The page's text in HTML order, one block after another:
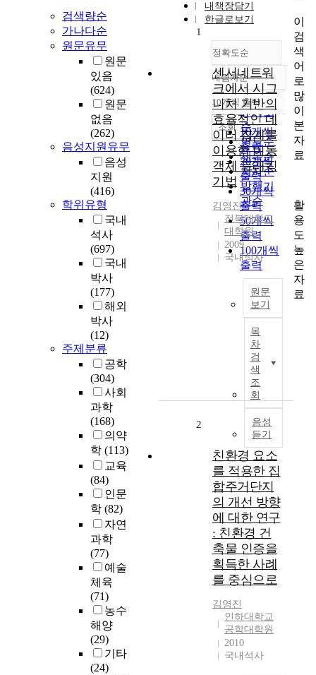
검색량순
가나다순
원문유무
원문
있음
(624)
원문
없음
(262)
음성지원유무
음성
지원
(416)
학위유형
국내
석사
(697)
국내
박사
(177)
해외
박사
(12)
주제분류
공학
(304)
사회
과학
(168)
의약
학 (113)
교육
(84)
인문
학 (82)
자연
과학
(77)
예술
체육
(71)
농수
해양
(29)
기타
(24)
내책장담기
한글로보기
정확도순
정확도
순
인기도
순
연도순
제목순
저자순
발행기
관순
내림차순
내림차순
10개씩 출력
10개씩
출력
20개씩
출력
30개씩
출력
50개씩
출력
100개씩
출력
조회
1
센서네트워
크에서 시그
니처 기반의
효율적인 데
이터 집계를
이용한 이동
객체 트래킹
기법
김영진
전북대학교
대학원
2009
국내석사
원문
보기
목
차
검
색
조
회
음성
듣기
2
친환경 요소
를 적용한 집
합주거단지
의 개선 방향
에 대한 연구
: 친환경 건
축물 인증을
획득한 사례
를 중심으로
김영진
인하대학교
공학대학원
2010
국내석사
이
검
색
어
로
많
이
본
자
료
활
용
도
높
은
자
료